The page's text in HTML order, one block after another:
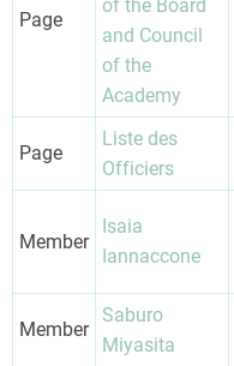
Page
of the Board
and Council
of the
Academy
Page
Liste des
Officiers
Member
Isaia
Iannaccone
Member
Saburo
Miyasita